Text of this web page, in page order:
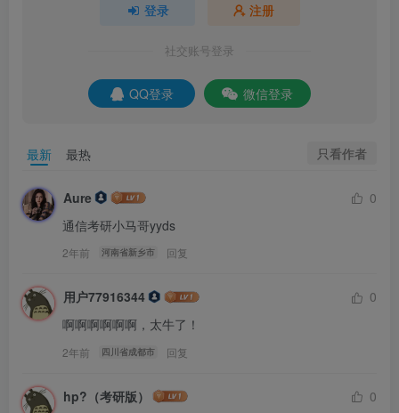
登录 注册
社交账号登录
QQ登录 微信登录
最新 最热 只看作者
Aure
0
通信考研小马哥yyds
2年前 河南省新乡市 回复
用户77916344
0
啊啊啊啊啊啊，太牛了！
2年前 四川省成都市 回复
hp?（考研版）
0